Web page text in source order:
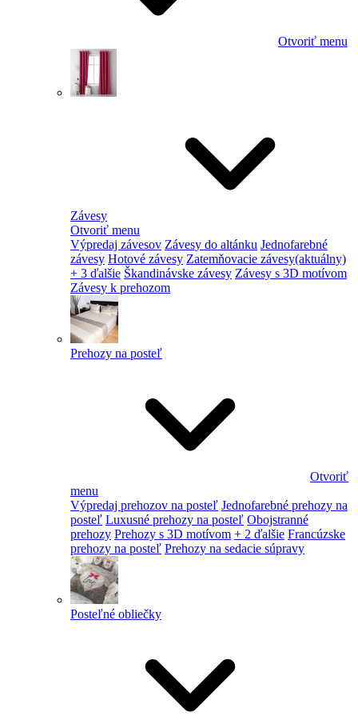
Otvoriť menu
Závesy
Otvoriť menu
Výpredaj závesov Závesy do altánku Jednofarebné
závesy Hotové závesy Zatemňovacie závesy(aktuálny)
+ 3 ďalšie Škandinávske závesy Závesy s 3D motívom
Závesy k prehozom
Prehozy na posteľ
Otvoriť
menu
Výpredaj prehozov na posteľ Jednofarebné prehozy na
posteľ Luxusné prehozy na posteľ Obojstranné
prehozy Prehozy s 3D motívom + 2 ďalšie Francúzske
prehozy na posteľ Prehozy na sedacie súpravy
Posteľné obliečky